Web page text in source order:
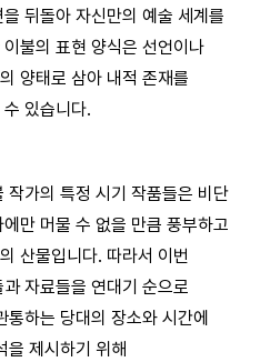
뒤돌아 자신만의 예술 세계를
불의 표현 양식은 선언이나
양태로 삼아 내적 존재를
있습니다.
작가의 특정 시기 작품들은 비단
만 머물 수 없을 만큼 풍부하고
산물입니다. 따라서 이번
자료들을 연대기 순으로
하는 당대의 장소와 시간에
을 제시하기 위해